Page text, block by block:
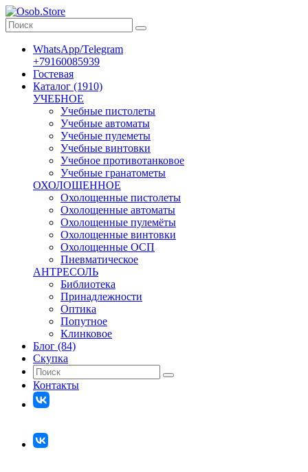
WhatsApp/Telegram
+79160085939
Гостевая
Каталог (1910)
УЧЕБНОЕ
Учебные пистолеты
Учебные автоматы
Учебные пулеметы
Учебные винтовки
Учебное противотанковое
Учебные гранатометы
ОХОЛОЩЕННОЕ
Охолощенные пистолеты
Охолощенные автоматы
Охолощенные пулемёты
Охолощенные винтовки
Охолощенные ОСП
Пневматическое
АНТРЕСОЛЬ
Библиотека
Принадлежности
Оптика
Попутное
Клинковое
Блог (84)
Скупка
Контакты